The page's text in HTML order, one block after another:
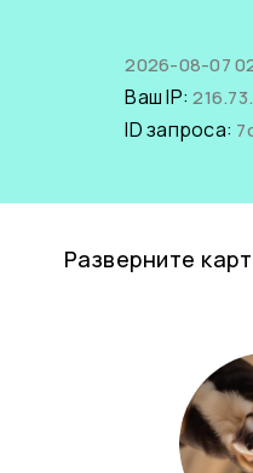
2026-08-07
Ваш IP:
ID запроса:
Разверните